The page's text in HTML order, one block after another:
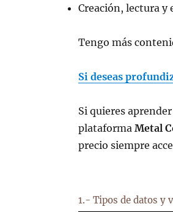
Creación, lectura y
Tengo más
Si deseas
Si quieres
plataforma Metal
precio siempre
1.- Tipos de datos y